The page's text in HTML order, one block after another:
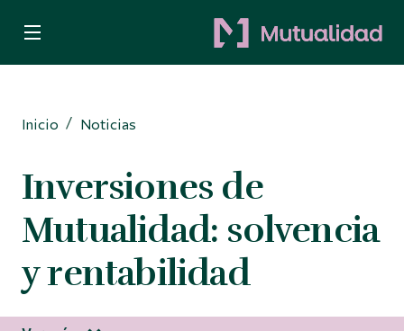
Para Autónomos
Inicio
Noticias
Inversiones de
Mutualidad: solvencia
y rentabilidad